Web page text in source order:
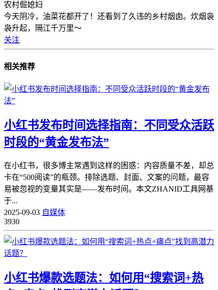
农村倔媳妇
今天阴冷，油菜花都开了！还看到了久违的乡村烟囱。炊烟袅
袅升起，隔江千万里～
关注
相关推荐
小红书发布时间选择指南：不同受众活跃
时段的“黄金发布法”
在小红书，很多博主常遇到这样的困惑：内容质量不差，却总
卡在“500阅读”的瓶颈。排除选题、封面、文案的问题，最容
易被忽视的变量其实是——发布时间。本文ZHANID工具网基
于...
2025-09-03 自媒体
3930
小红书爆款选题法：如何用“搜索词+热